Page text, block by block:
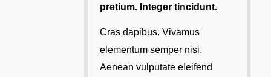
pretium. Integer tincidunt.
Cras dapibus. Vivamus
elementum semper nisi.
Aenean vulputate eleifend